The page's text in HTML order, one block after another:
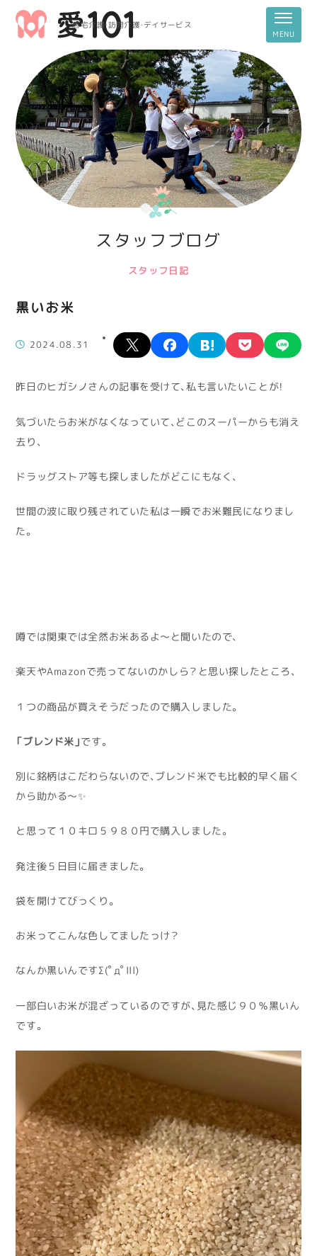
居宅介護・訪問介護・デイサービス
スタッフブログ
スタッフ日記
黒いお米
2024.08.31
X facebookhatena pocket
昨日のヒガシノさんの記事を受けて、私も言いたいことが！
気づいたらお米がなくなっていて、どこのスーパーからも消え
去り、
ドラッグストア等も探しましたがどこにもなく、
世間の波に取り残されていた私は一瞬でお米難民になりまし
た。
噂では関東では全然お米あるよ～と聞いたので、
楽天やAmazonで売ってないのかしら？と思い探したところ、
１つの商品が買えそうだったので購入しました。
「ブレンド米」 です。
別に銘柄はこだわらないので、ブレンド米でも比較的早く届く
から助かる～✨
と思って１０キロ５９８０円で購入しました。
発注後５日目に届きました。
袋を開けてびっくり。
お米ってこんな色してましたっけ？
なんか黒いんですΣ(ﾟдﾟlll)
一部白いお米が混ざっているのですが、見た感じ９０％黒いん
です。